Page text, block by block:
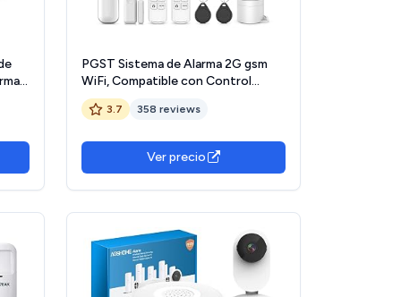
y
PGST Sistema de Alarma 2G gsm
WiFi, Compatible con Control
Remoto, Kit de Seguridad para el
Hogar con Smart Life App 8Piezas,
120DB, Compatible con Alexa,
Google Home
3.7 358 reviews
Ver precio